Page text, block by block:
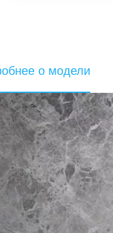
о модели